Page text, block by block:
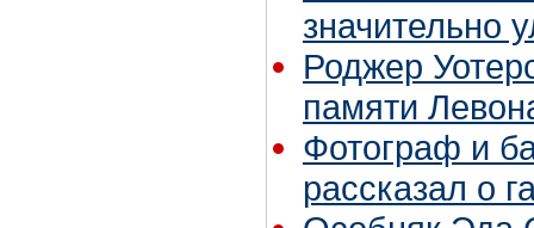
значительно
Роджер
памяти
Фотограф и
рассказал о